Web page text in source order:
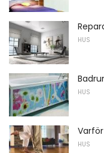
HUS
HUS
HUS